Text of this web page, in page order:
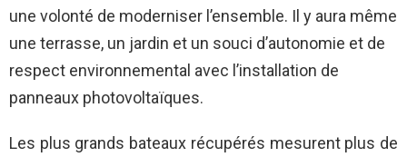
une volonté de moderniser l’ensemble. Il y aura même
une terrasse, un jardin et un souci d’autonomie et de
respect environnemental avec l’installation de
panneaux photovoltaïques.
Les plus grands bateaux récupérés mesurent plus de